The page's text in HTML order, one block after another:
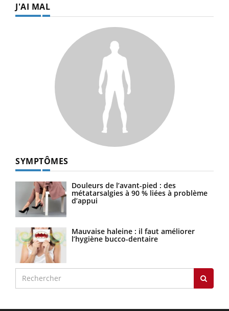
J'AI MAL
SYMPTÔMES
Douleurs de l’avant-pied : des
métatarsalgies à 90 % liées à problème
d’appui
Mauvaise haleine : il faut améliorer
l’hygiène bucco-dentaire